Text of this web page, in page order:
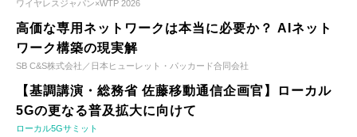
ワイヤレスジャパン×WTP 2026
高価な専用ネットワークは本当に必要か？ AIネット
ワーク構築の現実解
SB C&S株式会社／日本ヒューレット・パッカード合同会社
【基調講演・総務省 佐藤移動通信企画官】ローカル
5Gの更なる普及拡大に向けて
ローカル5Gサミット